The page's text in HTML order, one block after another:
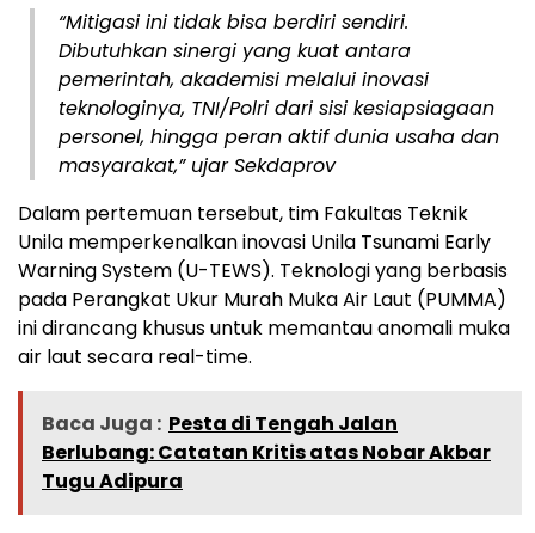
“Mitigasi ini tidak bisa berdiri sendiri.
Dibutuhkan sinergi yang kuat antara
pemerintah, akademisi melalui inovasi
teknologinya, TNI/Polri dari sisi kesiapsiagaan
personel, hingga peran aktif dunia usaha dan
masyarakat,” ujar Sekdaprov
Dalam pertemuan tersebut, tim Fakultas Teknik
Unila memperkenalkan inovasi Unila Tsunami Early
Warning System (U-TEWS). Teknologi yang berbasis
pada Perangkat Ukur Murah Muka Air Laut (PUMMA)
ini dirancang khusus untuk memantau anomali muka
air laut secara real-time.
Baca Juga : Pesta di Tengah Jalan
Berlubang: Catatan Kritis atas Nobar Akbar
Tugu Adipura